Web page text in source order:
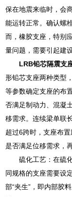
保在地震来临时，会
能运转正常。确认螺
而，橡胶支座，特别
量问题，需要引起建
LRB铅芯隔震支
形铅芯支座两种类型
等参数确定支座的布
否满足制动力、混凝
移需求。连续梁单联
超过6跨时，支座布
是否满足位移需求，
硫化工艺：在硫
同规格的支座需要设
部“夹生”，即内部胶